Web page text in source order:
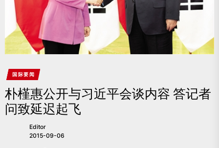
国际要闻
朴槿惠公开与习近平会谈内容 答记者
问致延迟起飞
Editor
2015-09-06